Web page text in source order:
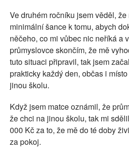
Ve druhém ročníku jsem věděl,
minimální šance k tomu, abych
něčeho, co mi vůbec nic neříká a
průmyslovce skončím, že mě
tuto situaci připravil, tak jsem
prakticky každý den, občas i
jinou školu.
Když jsem matce oznámil, že
že chci na jinou školu, tak mi
000 Kč za to, že mě do té doby
za pokoj.